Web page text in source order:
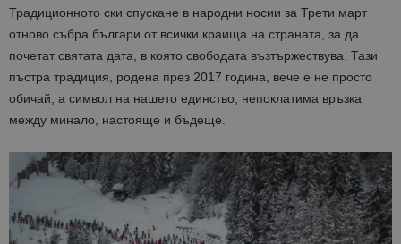
Традиционното ски спускане в народни носии за Трети март
отново събра българи от всички краища на страната, за да
почетат святата дата, в която свободата възтържествува. Тази
пъстра традиция, родена през 2017 година, вече е не просто
обичай, а символ на нашето единство, непоклатима връзка
между минало, настояще и бъдеще.